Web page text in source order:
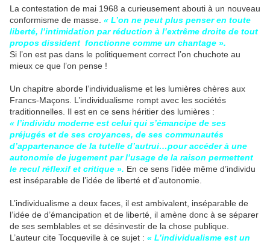
La contestation de mai 1968 a curieusement abouti à un nouveau
conformisme de masse. « L’on ne peut plus penser en toute
liberté, l’intimidation par réduction à l’extrême droite de tout
propos dissident fonctionne comme un chantage ».
Si l’on est pas dans le politiquement correct l’on chuchote au
mieux ce que l’on pense !
Un chapitre aborde l’individualisme et les lumières chères aux
Francs-Maçons. L’individualisme rompt avec les sociétés
traditionnelles. Il est en ce sens héritier des lumières :
« l’individu moderne est celui qui s’émancipe de ses
préjugés et de ses croyances, de ses communautés
d’appartenance de la tutelle d’autrui…pour accéder à une
autonomie de jugement par l’usage de la raison permettent
le recul réflexif et critique ». En ce sens l’idée même d’individu
est inséparable de l’idée de liberté et d’autonomie.
L’individualisme a deux faces, il est ambivalent, inséparable de
l’idée de d’émancipation et de liberté, il amène donc à se séparer
de ses semblables et se désinvestir de la chose publique.
L’auteur cite Tocqueville à ce sujet : « L’individualisme est un